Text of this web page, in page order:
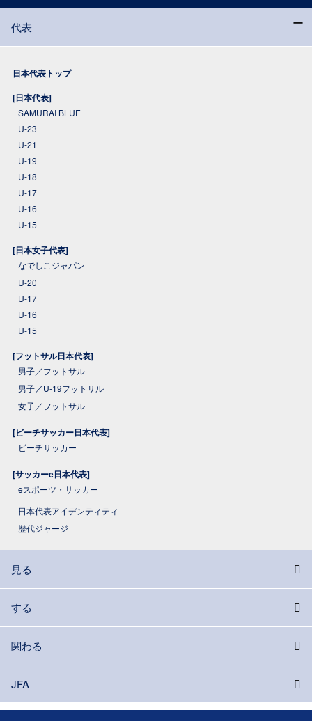
代表
日本代表トップ
[日本代表]
SAMURAI BLUE
U-23
U-21
U-19
U-18
U-17
U-16
U-15
[日本女子代表]
なでしこジャパン
U-20
U-17
U-16
U-15
[フットサル日本代表]
男子／フットサル
男子／U-19フットサル
女子／フットサル
[ビーチサッカー日本代表]
ビーチサッカー
[サッカーe日本代表]
eスポーツ・サッカー
日本代表アイデンティティ
歴代ジャージ
見る
する
関わる
JFA